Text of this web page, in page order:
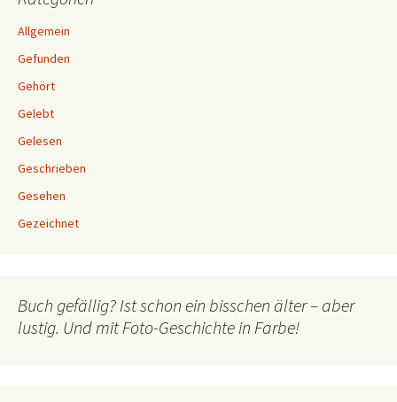
Allgemein
Gefunden
Gehört
Gelebt
Gelesen
Geschrieben
Gesehen
Gezeichnet
Buch gefällig? Ist schon ein bisschen älter – aber
lustig. Und mit Foto-Geschichte in Farbe!